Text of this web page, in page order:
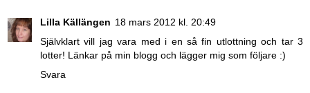
Lilla Källängen 18 mars 2012 kl. 20:49
Självklart vill jag vara med i en så fin utlottning och tar 3
lotter! Länkar på min blogg och lägger mig som följare :)
Svara